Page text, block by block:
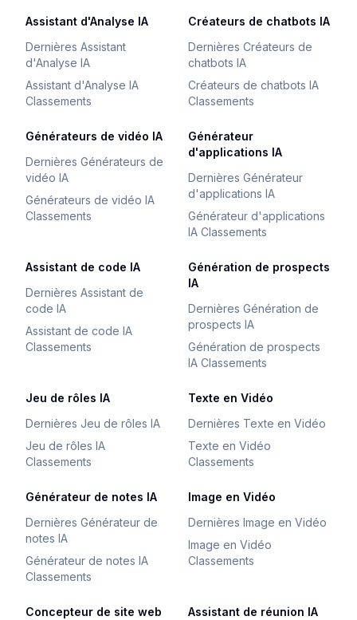
Assistant d'Analyse IA
Dernières Assistant
d'Analyse IA
Assistant d'Analyse IA
Classements
Créateurs de chatbots IA
Dernières Créateurs de
chatbots IA
Créateurs de chatbots IA
Classements
Générateurs de vidéo IA
Dernières Générateurs de
vidéo IA
Générateurs de vidéo IA
Classements
Générateur
d'applications IA
Dernières Générateur
d'applications IA
Générateur d'applications
IA Classements
Assistant de code IA
Dernières Assistant de
code IA
Assistant de code IA
Classements
Génération de prospects
IA
Dernières Génération de
prospects IA
Génération de prospects
IA Classements
Jeu de rôles IA
Dernières Jeu de rôles IA
Jeu de rôles IA
Classements
Texte en Vidéo
Dernières Texte en Vidéo
Texte en Vidéo
Classements
Générateur de notes IA
Dernières Générateur de
notes IA
Générateur de notes IA
Classements
Image en Vidéo
Dernières Image en Vidéo
Image en Vidéo
Classements
Concepteur de site web
Assistant de réunion IA